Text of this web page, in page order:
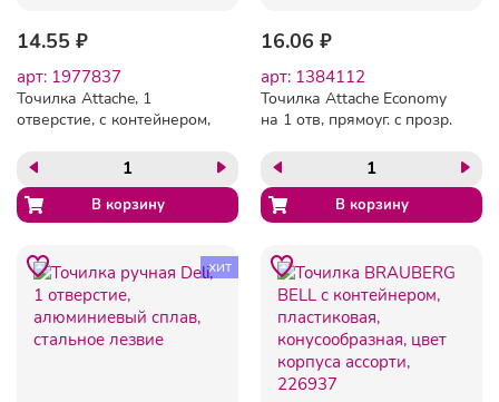
14.55 ₽
арт: 1977837
Точилка Attache, 1
отверстие, с контейнером,
16.06 ₽
арт: 1384112
Точилка Attache Economy
на 1 отв, прямоуг. c прозр.
хит